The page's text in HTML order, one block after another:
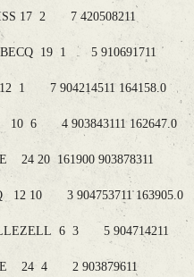
17 2 7 420508211
19 1 5 910691711
7 904214511 164158.0
6 4 903843111 162647.0
20 161900 903878311
10 3 904753711 163905.0
6 3 5 904714211
24 4 2 903879611